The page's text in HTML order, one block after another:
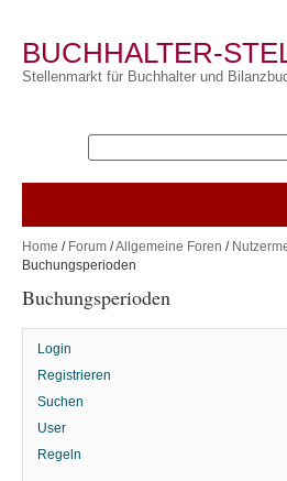
BUCHHALTER-
Stellenmarkt für Buchhalter und
Home / Forum /Allgemeine Foren /
Buchungsperioden
Buchungsperioden
Login
Registrieren
Suchen
User
Regeln